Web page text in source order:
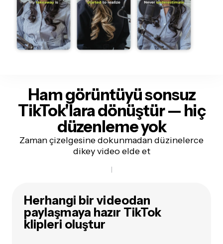
Ham görüntüyü sonsuz
TikTok'lara dönüştür— hiç
düzenleme yok
Zaman çizelgesine dokunmadan düzinelerce
dikey video elde et
Herhangi bir videodan
paylaşmaya hazır TikTok
klipleri oluştur